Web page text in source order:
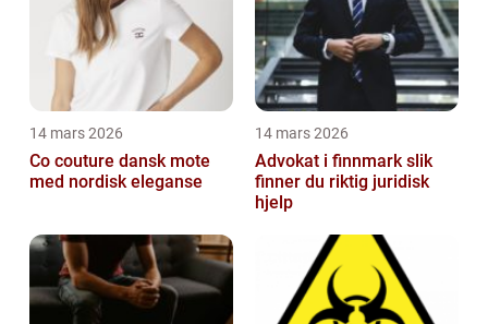
14 mars 2026
Co couture dansk mote
med nordisk eleganse
14 mars 2026
Advokat i finnmark slik
finner du riktig juridisk
hjelp